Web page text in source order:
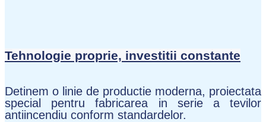
Tehnologie proprie, investitii constante
Detinem o linie de productie moderna, proiectata
special pentru fabricarea in serie a tevilor
antiincendiu conform standardelor.